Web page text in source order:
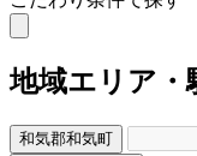
地域エリア・
和気郡和気町